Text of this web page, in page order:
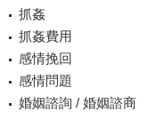
抓姦
抓姦費用
感情挽回
感情問題
婚姻諮詢 / 婚姻諮商